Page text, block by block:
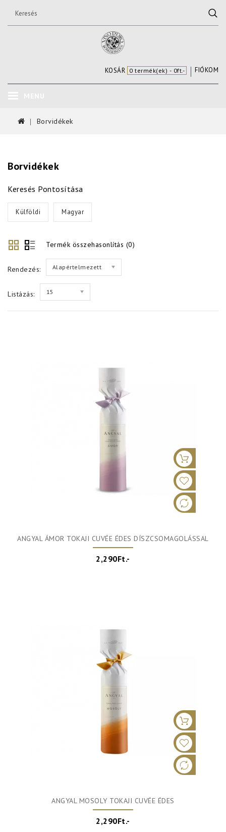
FIÓKOM
KOSÁR 0 termék(ek) - 0ft.-
Borvidékek
Borvidékek
Keresés Pontosítása
Külföldi Magyar
Termék összehasonlítás (0)
Rendezés: Alapértelmezett
Listázás: 15
ANGYAL ÁMOR TOKAJI CUVÉE ÉDES DÍSZCSOMAGOLÁSSAL
2,290Ft.-
ANGYAL MOSOLY TOKAJI CUVÉE ÉDES
2,290Ft.-